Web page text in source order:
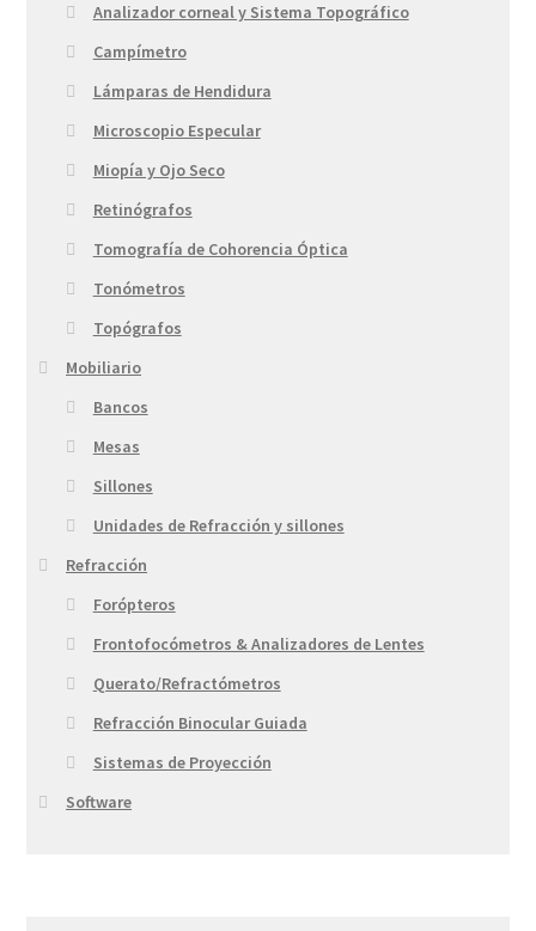
Analizador corneal y Sistema Topográfico
Campímetro
Lámparas de Hendidura
Microscopio Especular
Miopía y Ojo Seco
Retinógrafos
Tomografía de Cohorencia Óptica
Tonómetros
Topógrafos
Mobiliario
Bancos
Mesas
Sillones
Unidades de Refracción y sillones
Refracción
Forópteros
Frontofocómetros & Analizadores de Lentes
Querato/Refractómetros
Refracción Binocular Guiada
Sistemas de Proyección
Software